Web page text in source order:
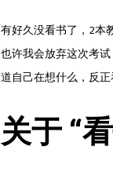
有好久没看书了，2本
也许我会放弃这次考
道自己在想什么，反
关于 “